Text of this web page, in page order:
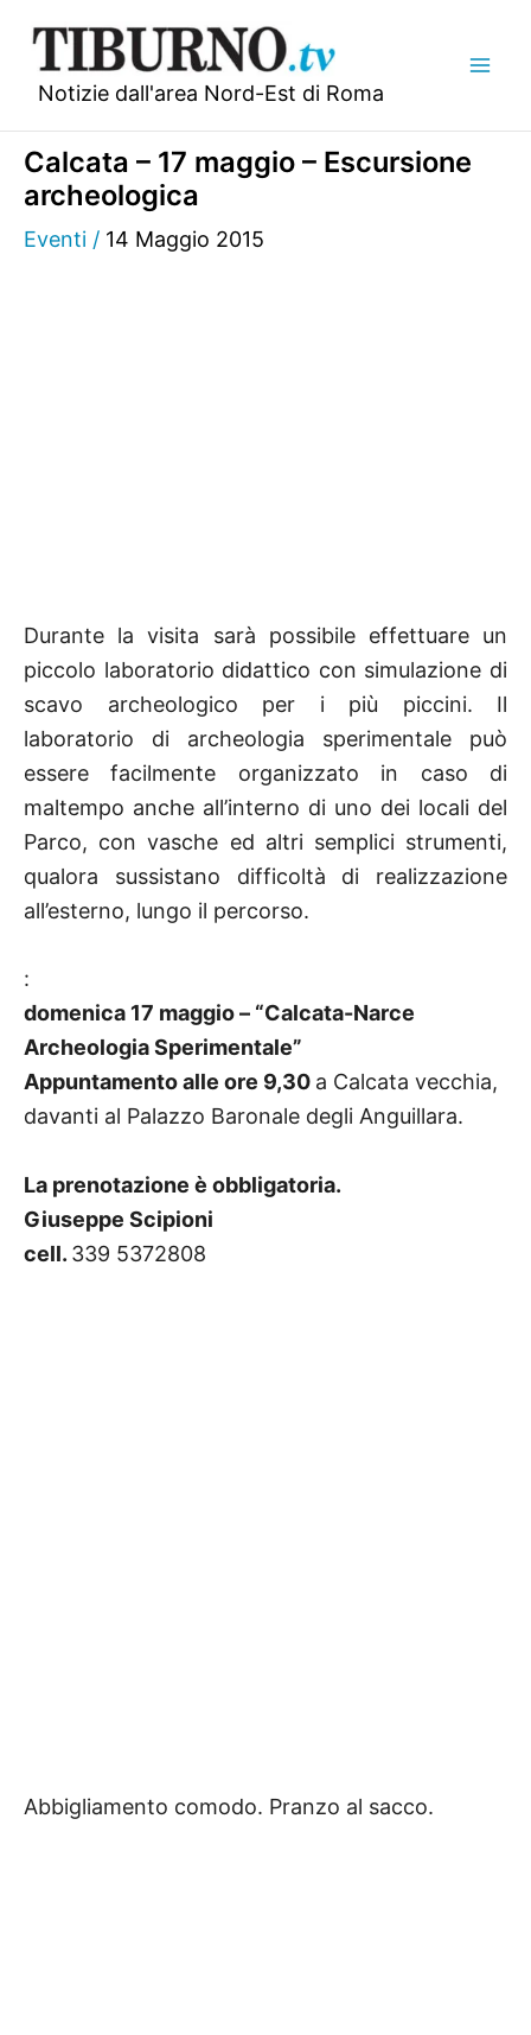
contenuto
Notizie dall'area Nord-Est di Roma
Calcata – 17 maggio – Escursione
archeologica
Eventi / 14 Maggio 2015
Durante la visita sarà possibile effettuare un
piccolo laboratorio didattico con simulazione di
scavo archeologico per i più piccini. Il
laboratorio di archeologia sperimentale può
essere facilmente organizzato in caso di
maltempo anche all’interno di uno dei locali del
Parco, con vasche ed altri semplici strumenti,
qualora sussistano difficoltà di realizzazione
all’esterno, lungo il percorso.
:
domenica 17 maggio – “Calcata-Narce
Archeologia Sperimentale”
Appuntamento alle ore 9,30 a Calcata vecchia,
davanti al Palazzo Baronale degli Anguillara.
La prenotazione è obbligatoria.
Giuseppe Scipioni
cell. 339 5372808
Abbigliamento comodo. Pranzo al sacco.